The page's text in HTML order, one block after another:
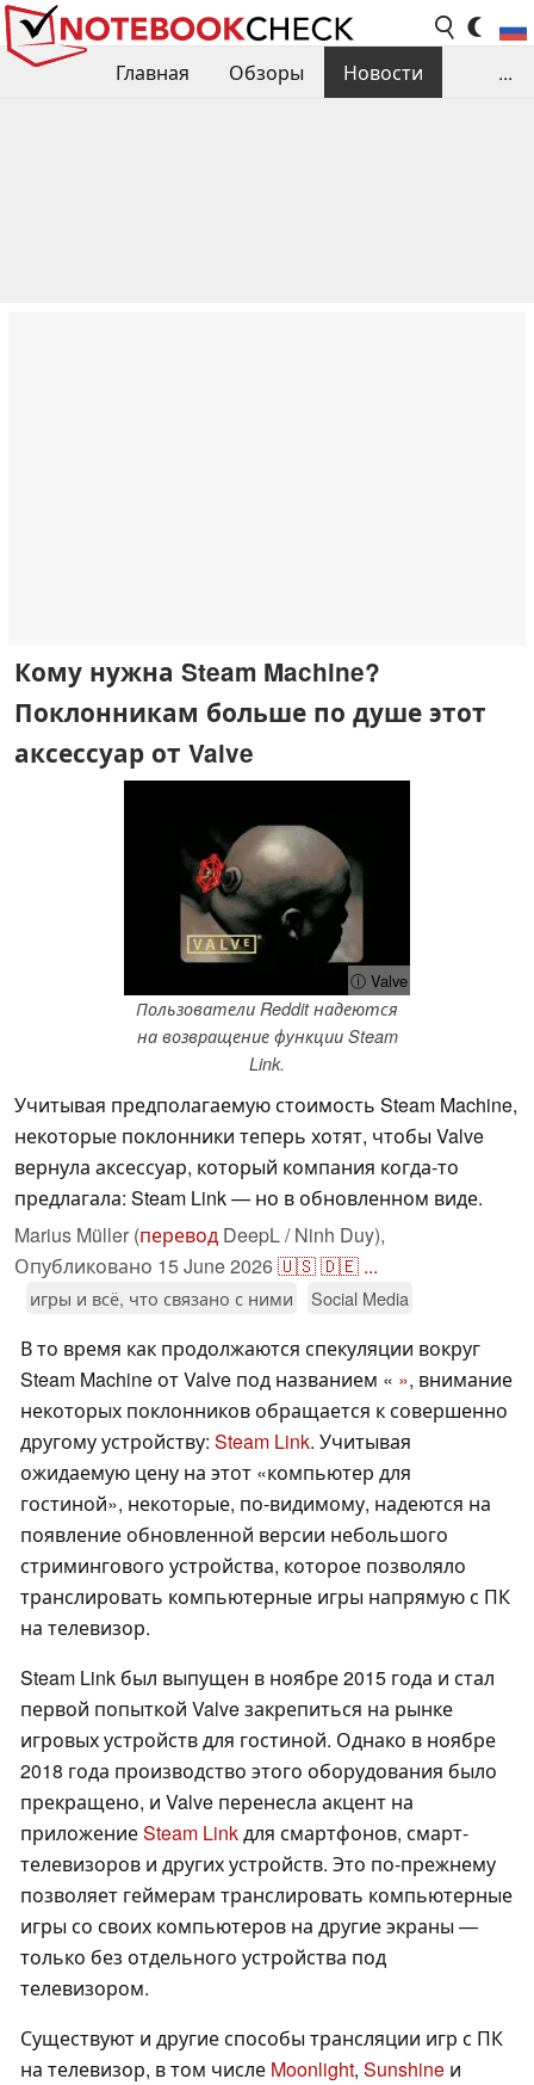
Главная Обзоры
Новости
...
Кому нужна Steam Machine?
Поклонникам больше по душе этот
аксессуар от Valve
ⓘ Valve
Пользователи Reddit надеются
на возвращение функции Steam
Link.
Учитывая предполагаемую стоимость Steam Machine,
некоторые поклонники теперь хотят, чтобы Valve
вернула аксессуар, который компания когда-то
предлагала: Steam Link — но в обновленном виде.
Marius Müller (перевод DeepL / Ninh Duy),
Опубликовано 15 June 2026🇺🇸🇩🇪 ...
игры и всё, что связано с ними Social Media
В то время как продолжаются спекуляции вокруг
Steam Machine от Valve под названием « », внимание
некоторых поклонников обращается к совершенно
другому устройству: Steam Link. Учитывая
ожидаемую цену на этот «компьютер для
гостиной», некоторые, по-видимому, надеются на
появление обновленной версии небольшого
стримингового устройства, которое позволяло
транслировать компьютерные игры напрямую с ПК
на телевизор.
Steam Link был выпущен в ноябре 2015 года и стал
первой попыткой Valve закрепиться на рынке
игровых устройств для гостиной. Однако в ноябре
2018 года производство этого оборудования было
прекращено, и Valve перенесла акцент на
приложениеSteam Linkдля смартфонов, смарт-
телевизоров и других устройств. Это по-прежнему
позволяет геймерам транслировать компьютерные
игры со своих компьютеров на другие экраны —
только без отдельного устройства под
телевизором.
Существуют и другие способы трансляции игр с ПК
на телевизор, в том числе Moonlight, Sunshine и